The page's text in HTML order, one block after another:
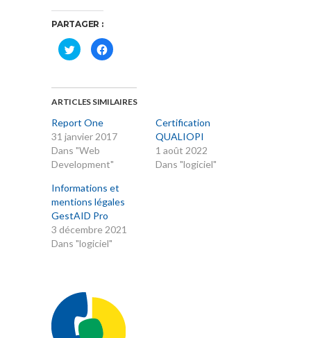
PARTAGER :
Cliquez
pour
partager
dans
une
nouvelle
Cliquez
pour
dans
une
nouvelle
ARTICLES SIMILAIRES
Report One
31 janvier 2017
Dans "Web
Development"
Certification
QUALIOPI
1 août 2022
Dans "logiciel"
Informations et
mentions légales
GestAID Pro
3 décembre 2021
Dans "logiciel"